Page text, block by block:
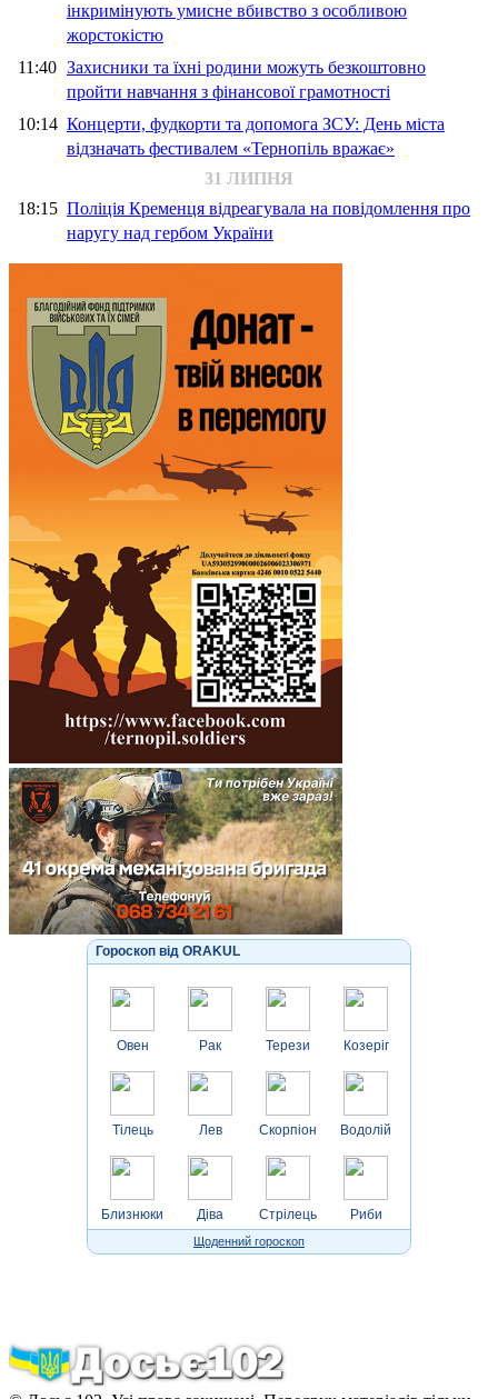
інкримінують умисне вбивство з особливою
жорстокістю
11:40 Захисники та їхні родини можуть безкоштовно
пройти навчання з фінансової грамотності
10:14 Концерти, фудкорти та допомога ЗСУ: День міста
відзначать фестивалем «Тернопіль вражає»
31 ЛИПНЯ
18:15 Поліція Кременця відреагувала на повідомлення про
наругу над гербом України
Гороскоп від ORAKUL
Овен
Тілець
Близнюки
Рак
Лев
Діва
Терези
Скорпіон
Стрілець
Козеріг
Водолій
Риби
Щоденний гороскоп